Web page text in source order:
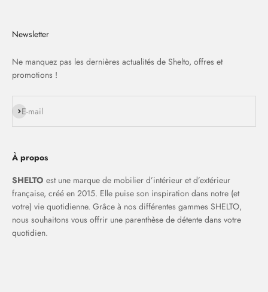
Newsletter
Ne manquez pas les dernières actualités de Shelto, offres et
promotions !
E-mail
S'inscrire
À propos
SHELTO est une marque de mobilier d’intérieur et d’extérieur
française, créé en 2015. Elle puise son inspiration dans notre (et
votre) vie quotidienne. Grâce à nos différentes gammes SHELTO,
nous souhaitons vous offrir une parenthèse de détente dans votre
quotidien.